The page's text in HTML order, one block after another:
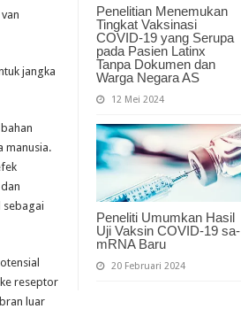
Penelitian Menemukan
Tingkat Vaksinasi
COVID-19 yang Serupa
pada Pasien Latinx
Tanpa Dokumen dan
Warga Negara AS
12 Mei 2024
Peneliti Umumkan Hasil
Uji Vaksin COVID-19 sa-
mRNA Baru
20 Februari 2024
jangka
manusia.
sebagai
reseptor
luar